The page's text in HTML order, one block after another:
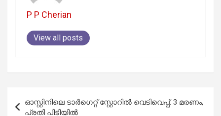
P P Cherian
View all posts
navigation
ഓസ്റ്റിനിലെ ടാർഗെറ്റ് സ്റ്റോറിൽ വെടിവെപ്പ്: 3 മരണം,
പ്രതി പിടിയിൽ